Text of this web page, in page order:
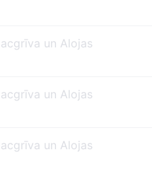
un Alojas
un Alojas
un Alojas